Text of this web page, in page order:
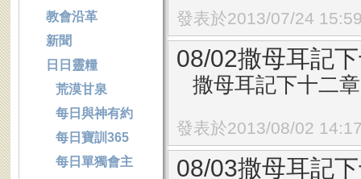
發表於2013/07/24
08/02撒母耳記
撒母耳記下十二
發表於2013/08/02
08/03撒母耳記
教會沿革
新聞
日日靈糧
荒漠甘泉
每日與神有約
每日寶訓365
每日單獨會主